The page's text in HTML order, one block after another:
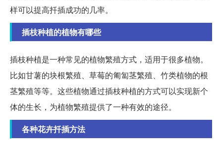
样可以提高扦插成功的几率。
插枝种植的植物有哪些
插枝种植是一种常见的植物繁殖方式，适用于很多植物。
比如甘薯的块根繁殖、草莓的匍匐茎繁殖、竹类植物的根
茎繁殖等等。这些植物通过插枝种植的方式可以实现新个
体的生长，为植物繁殖提供了一种有效的途径。
各种花卉扦插方法